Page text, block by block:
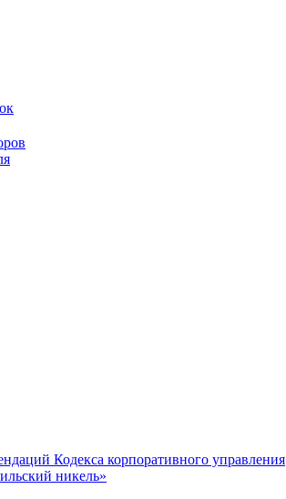
Кодекса корпоративного управления
никель»